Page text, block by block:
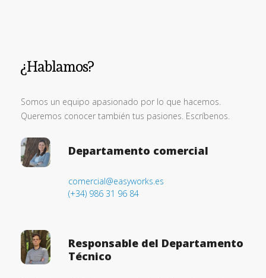
¿Hablamos?
Somos un equipo apasionado por lo que hacemos.
Queremos conocer también tus pasiones. Escríbenos.
Departamento comercial
comercial@easyworks.es
(+34) 986 31 96 84
Responsable del Departamento
Técnico